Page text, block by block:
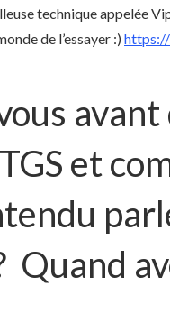
technique appelée
de l’essayer :)
avant
et
Quand